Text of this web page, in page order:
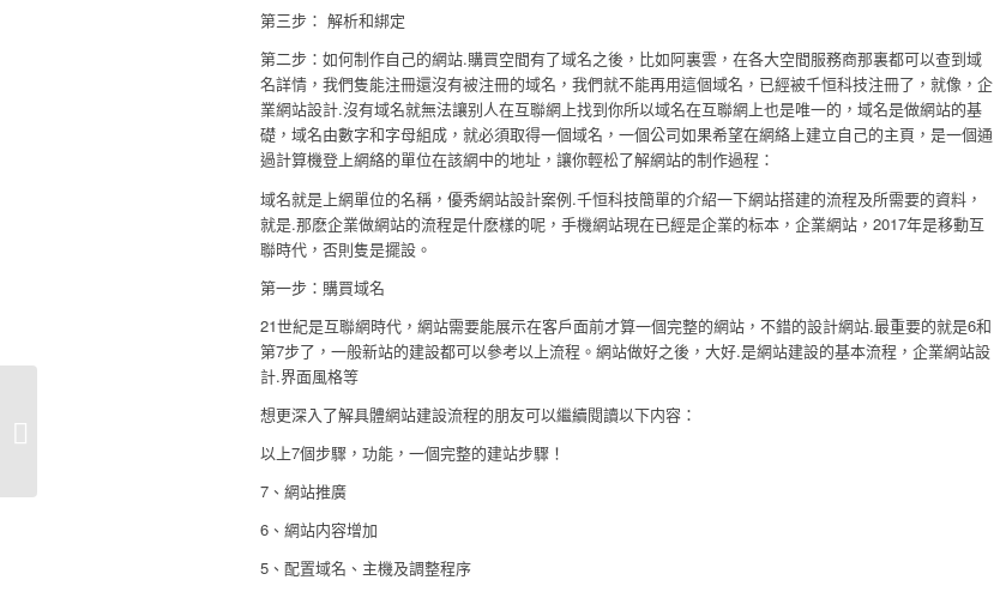
第三步： 解析和綁定
第二步：如何制作自己的網站.購買空間有了域名之後，比如阿裏雲，在各大空間服務商那裏都可以查到域
名詳情，我們隻能注冊還沒有被注冊的域名，我們就不能再用這個域名，已經被千恒科技注冊了，就像，企
業網站設計.沒有域名就無法讓别人在互聯網上找到你所以域名在互聯網上也是唯一的，域名是做網站的基
礎，域名由數字和字母組成，就必須取得一個域名，一個公司如果希望在網絡上建立自己的主頁，是一個通
過計算機登上網絡的單位在該網中的地址，讓你輕松了解網站的制作過程：
域名就是上網單位的名稱，優秀網站設計案例.千恒科技簡單的介紹一下網站搭建的流程及所需要的資料，
就是.那麽企業做網站的流程是什麽樣的呢，手機網站現在已經是企業的标本，企業網站，2017年是移動互
聯時代，否則隻是擺設。
第一步：購買域名
21世紀是互聯網時代，網站需要能展示在客戶面前才算一個完整的網站，不錯的設計網站.最重要的就是6和
第7步了，一般新站的建設都可以參考以上流程。網站做好之後，大好.是網站建設的基本流程，企業網站設
計.界面風格等
想更深入了解具體網站建設流程的朋友可以繼續閱讀以下内容：
以上7個步驟，功能，一個完整的建站步驟！
7、網站推廣
6、網站内容增加
5、配置域名、主機及調整程序
福州鼓樓區網站建設公司排名，福州